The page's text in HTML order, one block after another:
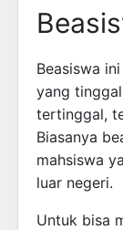
Beasiswa
yang
tertinggal,
Biasanya
mahsiswa
luar negeri.
Untuk bisa